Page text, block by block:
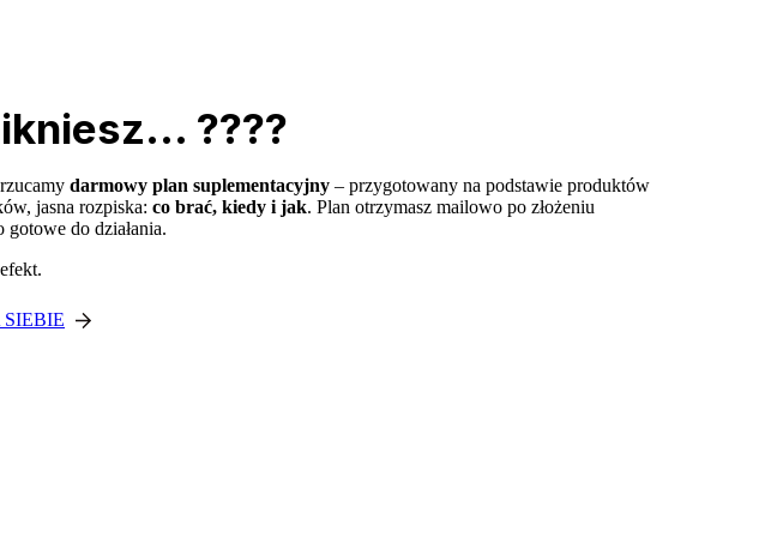
????
darmowy plan suplementacyjny – przygotowany na podstawie produktów
jasna rozpiska: co brać, kiedy i jak. Plan otrzymasz mailowo po złożeniu
do działania.